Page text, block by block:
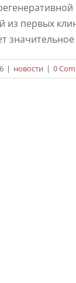
из первых
| новости | 0